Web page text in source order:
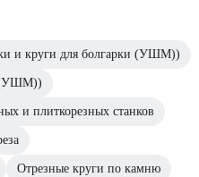
и круги для болгарки (УШМ))
(УШМ))
и плиткорезных станков
Отрезные круги по камню